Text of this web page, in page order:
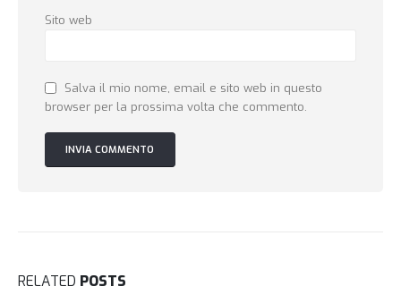
Sito web
Salva il mio nome, email e sito web in questo
browser per la prossima volta che commento.
RELATED POSTS